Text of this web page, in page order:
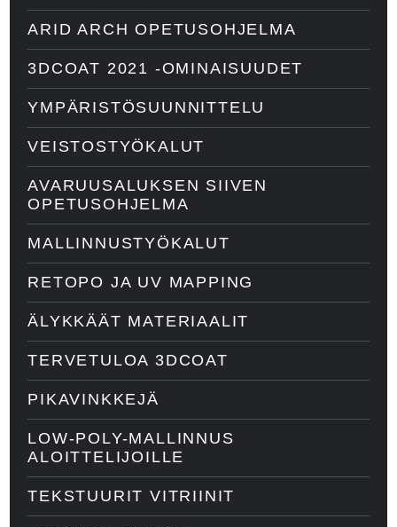
ARID ARCH OPETUSOHJELMA
3DCOAT 2021 -OMINAISUUDET
YMPÄRISTÖSUUNNITTELU
VEISTOSTYÖKALUT
AVARUUSALUKSEN SIIVEN
OPETUSOHJELMA
MALLINNUSTYÖKALUT
RETOPO JA UV MAPPING
ÄLYKKÄÄT MATERIAALIT
TERVETULOA 3DCOAT
PIKAVINKKEJÄ
LOW-POLY-MALLINNUS
ALOITTELIJOILLE
TEKSTUURIT VITRIINIT